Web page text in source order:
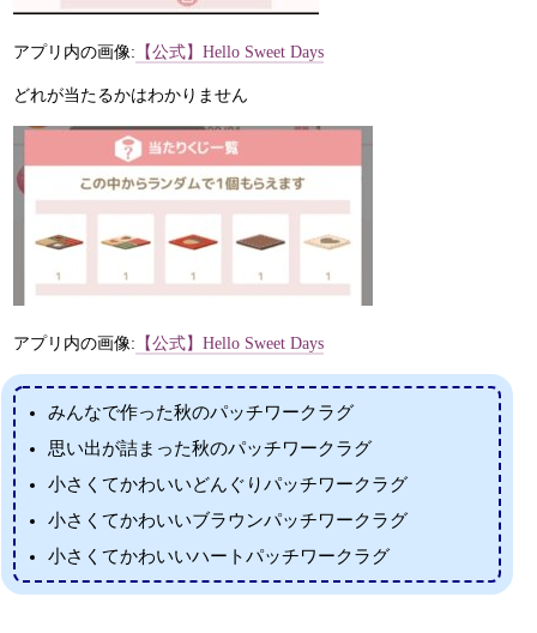
アプリ内の画像: 【公式】Hello Sweet Days
どれが当たるかはわかりません
アプリ内の画像: 【公式】Hello Sweet Days
みんなで作った秋のパッチワークラグ
思い出が詰まった秋のパッチワークラグ
小さくてかわいいどんぐりパッチワークラグ
小さくてかわいいブラウンパッチワークラグ
小さくてかわいいハートパッチワークラグ